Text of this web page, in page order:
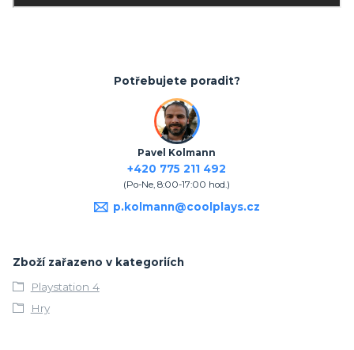
Potřebujete poradit?
Pavel Kolmann
+420 775 211 492
(Po-Ne, 8:00-17:00 hod.)
p.kolmann@coolplays.cz
Zboží zařazeno v kategoriích
Playstation 4
Hry